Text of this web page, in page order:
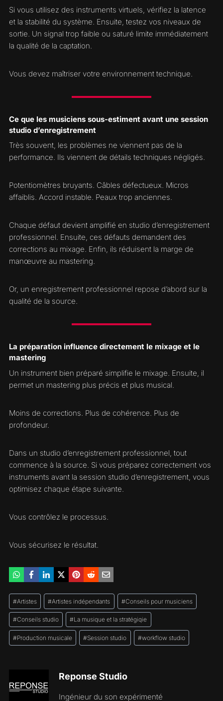
Si vous utilisez des instruments virtuels, vérifiez la latence
et la stabilité du système. Ensuite, testez vos niveaux de
sortie. Un signal trop faible ou saturé limite immédiatement
la qualité de la captation.
Vous devez maîtriser votre environnement technique.
Ce que les musiciens sous-estiment avant une session
studio d’enregistrement
Très souvent, les problèmes ne viennent pas de la
performance. Ils viennent de détails techniques négligés.
Potentiomètres bruyants. Câbles défectueux. Micros
affaiblis. Accord instable. Peaux trop anciennes.
Chaque défaut devient amplifié en studio d’enregistrement
professionnel. Ensuite, ces défauts demandent des
corrections au mixage. Enfin, ils réduisent la marge de
manœuvre au mastering.
Or, un enregistrement professionnel repose d’abord sur la
qualité de la source.
La préparation influence directement le mixage et le
mastering
Un instrument bien préparé simplifie le mixage. Ensuite, il
permet un mastering plus précis et plus musical.
Moins de corrections. Plus de cohérence. Plus de
profondeur.
Dans un studio d’enregistrement professionnel, tout
commence à la source. Si vous préparez correctement vos
instruments avant la session studio d’enregistrement, vous
optimisez chaque étape suivante.
Vous contrôlez le processus.
Vous sécurisez le résultat.
Étiquettes
de
la
publication :
#Artistes #Artistes indépendants #Conseils pour musiciens
#Conseils studio #La musique et la stratégiqie
#Production musicale #Session studio #workflow studio
Reponse Studio
Ingénieur du son expérimenté